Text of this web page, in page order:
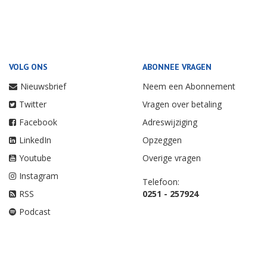
VOLG ONS
Nieuwsbrief
Twitter
Facebook
LinkedIn
Youtube
Instagram
RSS
Podcast
ABONNEE VRAGEN
Neem een Abonnement
Vragen over betaling
Adreswijziging
Opzeggen
Overige vragen
Telefoon:
0251 - 257924